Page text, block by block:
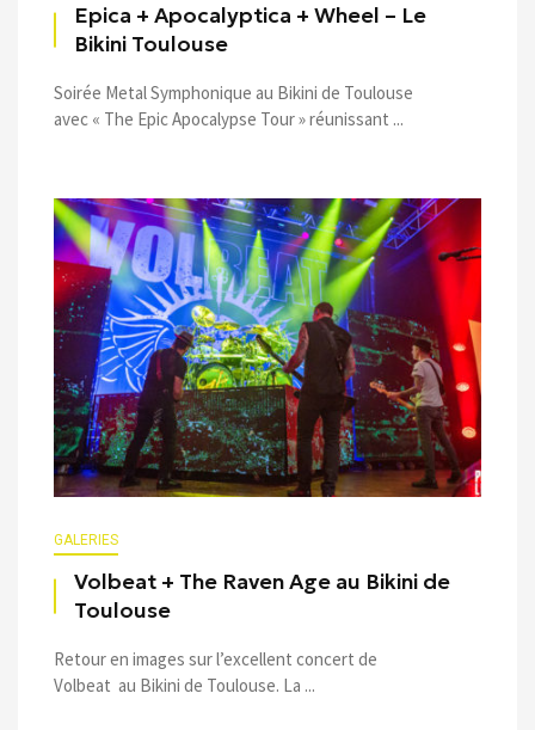
Epica + Apocalyptica + Wheel – Le
Bikini Toulouse
Soirée Metal Symphonique au Bikini de Toulouse
avec « The Epic Apocalypse Tour » réunissant ...
GALERIES
Volbeat + The Raven Age au Bikini de
Toulouse
Retour en images sur l’excellent concert de
Volbeat au Bikini de Toulouse. La ...